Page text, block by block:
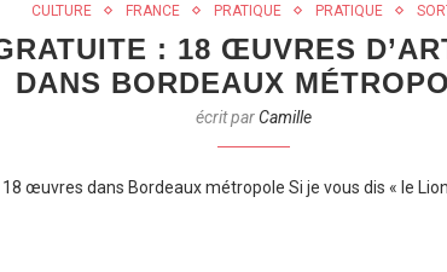
CULTURE FRANCE PRATIQUE PRATIQUE
: 18 ŒUVRES
DANS BORDEAUX
écrit parCamille
18 œuvres dans Bordeaux métropole Si je vous dis « le